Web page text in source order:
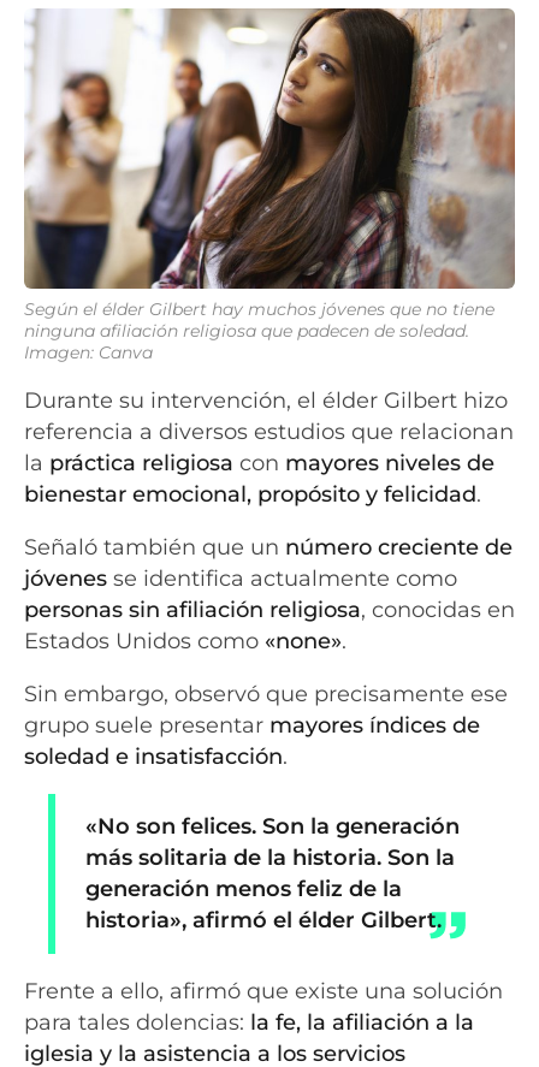
Según el élder Gilbert hay muchos jóvenes que no tiene
ninguna afiliación religiosa que padecen de soledad.
Imagen: Canva
Durante su intervención, el élder Gilbert hizo
referencia a diversos estudios que relacionan
la práctica religiosa con mayores niveles de
bienestar emocional, propósito y felicidad.
Señaló también que un número creciente de
jóvenes se identifica actualmente como
personas sin afiliación religiosa, conocidas en
Estados Unidos como «none».
Sin embargo, observó que precisamente ese
grupo suele presentar mayores índices de
soledad e insatisfacción.
«No son felices. Son la generación
más solitaria de la historia. Son la
generación menos feliz de la
historia», afirmó el élder Gilbert.
Frente a ello, afirmó que existe una solución
para tales dolencias: la fe, la afiliación a la
iglesia y la asistencia a los servicios